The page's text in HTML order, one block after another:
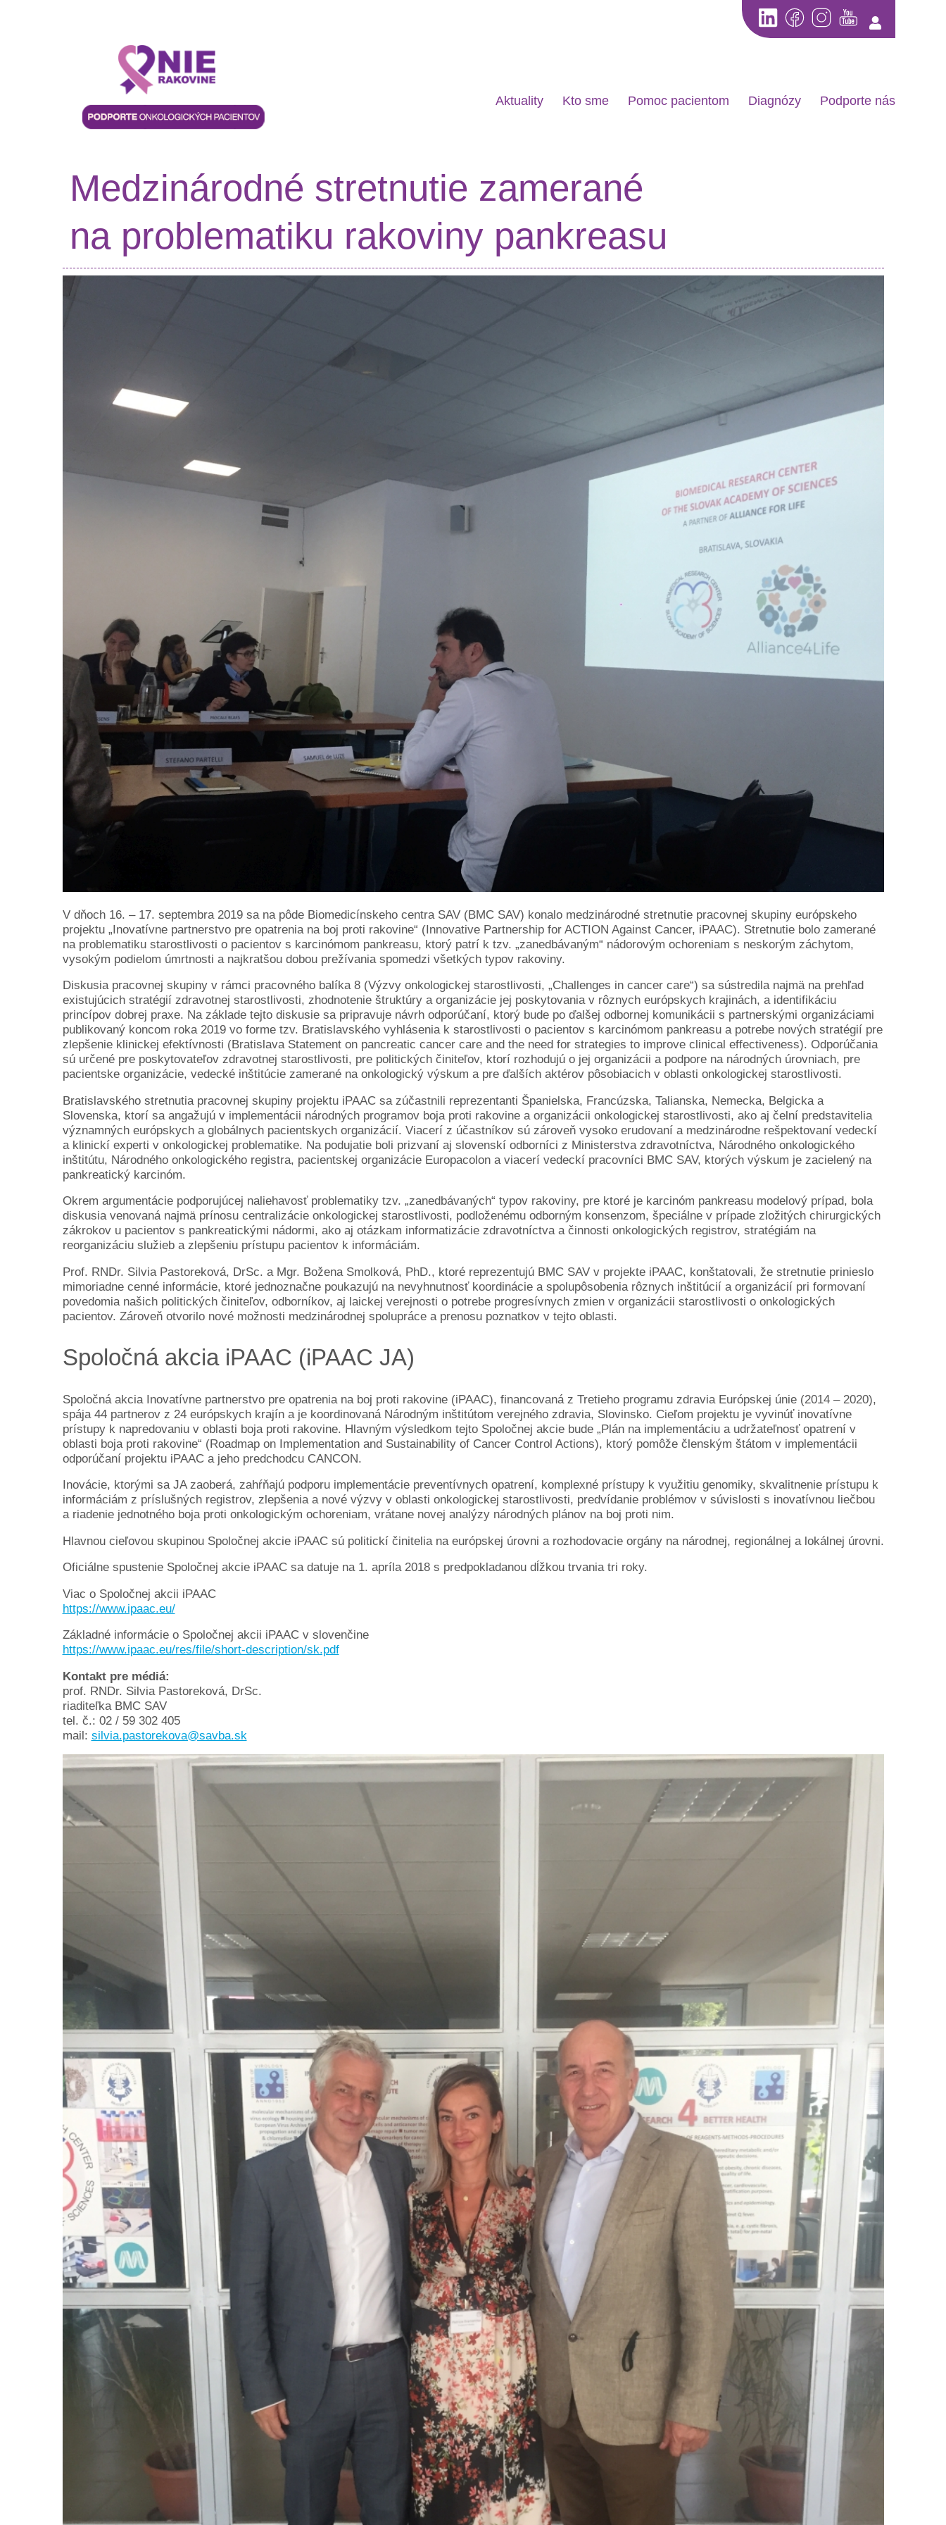
Aktuality Kto sme Pomoc pacientom Diagnózy Podporte nás
Medzinárodné stretnutie zamerané
na problematiku rakoviny pankreasu
V dňoch 16. – 17. septembra 2019 sa na pôde Biomedicínskeho centra SAV (BMC SAV) konalo medzinárodné stretnutie pracovnej skupiny európskeho
projektu „Inovatívne partnerstvo pre opatrenia na boj proti rakovine“ (Innovative Partnership for ACTION Against Cancer, iPAAC). Stretnutie bolo zamerané
na problematiku starostlivosti o pacientov s karcinómom pankreasu, ktorý patrí k tzv. „zanedbávaným“ nádorovým ochoreniam s neskorým záchytom,
vysokým podielom úmrtnosti a najkratšou dobou prežívania spomedzi všetkých typov rakoviny.
Diskusia pracovnej skupiny v rámci pracovného balíka 8 (Výzvy onkologickej starostlivosti, „Challenges in cancer care“) sa sústredila najmä na prehľad
existujúcich stratégií zdravotnej starostlivosti, zhodnotenie štruktúry a organizácie jej poskytovania v rôznych európskych krajinách, a identifikáciu
princípov dobrej praxe. Na základe tejto diskusie sa pripravuje návrh odporúčaní, ktorý bude po ďalšej odbornej komunikácii s partnerskými organizáciami
publikovaný koncom roka 2019 vo forme tzv. Bratislavského vyhlásenia k starostlivosti o pacientov s karcinómom pankreasu a potrebe nových stratégií pre
zlepšenie klinickej efektívnosti (Bratislava Statement on pancreatic cancer care and the need for strategies to improve clinical effectiveness). Odporúčania
sú určené pre poskytovateľov zdravotnej starostlivosti, pre politických činiteľov, ktorí rozhodujú o jej organizácii a podpore na národných úrovniach, pre
pacientske organizácie, vedecké inštitúcie zamerané na onkologický výskum a pre ďalších aktérov pôsobiacich v oblasti onkologickej starostlivosti.
Bratislavského stretnutia pracovnej skupiny projektu iPAAC sa zúčastnili reprezentanti Španielska, Francúzska, Talianska, Nemecka, Belgicka a
Slovenska, ktorí sa angažujú v implementácii národných programov boja proti rakovine a organizácii onkologickej starostlivosti, ako aj čelní predstavitelia
významných európskych a globálnych pacientskych organizácií. Viacerí z účastníkov sú zároveň vysoko erudovaní a medzinárodne rešpektovaní vedeckí
a klinickí experti v onkologickej problematike. Na podujatie boli prizvaní aj slovenskí odborníci z Ministerstva zdravotníctva, Národného onkologického
inštitútu, Národného onkologického registra, pacientskej organizácie Europacolon a viacerí vedeckí pracovníci BMC SAV, ktorých výskum je zacielený na
pankreatický karcinóm.
Okrem argumentácie podporujúcej naliehavosť problematiky tzv. „zanedbávaných“ typov rakoviny, pre ktoré je karcinóm pankreasu modelový prípad, bola
diskusia venovaná najmä prínosu centralizácie onkologickej starostlivosti, podloženému odborným konsenzom, špeciálne v prípade zložitých chirurgických
zákrokov u pacientov s pankreatickými nádormi, ako aj otázkam informatizácie zdravotníctva a činnosti onkologických registrov, stratégiám na
reorganizáciu služieb a zlepšeniu prístupu pacientov k informáciám.
Prof. RNDr. Silvia Pastoreková, DrSc. a Mgr. Božena Smolková, PhD., ktoré reprezentujú BMC SAV v projekte iPAAC, konštatovali, že stretnutie prinieslo
mimoriadne cenné informácie, ktoré jednoznačne poukazujú na nevyhnutnosť koordinácie a spolupôsobenia rôznych inštitúcií a organizácií pri formovaní
povedomia našich politických činiteľov, odborníkov, aj laickej verejnosti o potrebe progresívnych zmien v organizácii starostlivosti o onkologických
pacientov. Zároveň otvorilo nové možnosti medzinárodnej spolupráce a prenosu poznatkov v tejto oblasti.
Spoločná akcia iPAAC (iPAAC JA)
Spoločná akcia Inovatívne partnerstvo pre opatrenia na boj proti rakovine (iPAAC), financovaná z Tretieho programu zdravia Európskej únie (2014 – 2020),
spája 44 partnerov z 24 európskych krajín a je koordinovaná Národným inštitútom verejného zdravia, Slovinsko. Cieľom projektu je vyvinúť inovatívne
prístupy k napredovaniu v oblasti boja proti rakovine. Hlavným výsledkom tejto Spoločnej akcie bude „Plán na implementáciu a udržateľnosť opatrení v
oblasti boja proti rakovine“ (Roadmap on Implementation and Sustainability of Cancer Control Actions), ktorý pomôže členským štátom v implementácii
odporúčaní projektu iPAAC a jeho predchodcu CANCON.
Inovácie, ktorými sa JA zaoberá, zahŕňajú podporu implementácie preventívnych opatrení, komplexné prístupy k využitiu genomiky, skvalitnenie prístupu k
informáciám z príslušných registrov, zlepšenia a nové výzvy v oblasti onkologickej starostlivosti, predvídanie problémov v súvislosti s inovatívnou liečbou
a riadenie jednotného boja proti onkologickým ochoreniam, vrátane novej analýzy národných plánov na boj proti nim.
Hlavnou cieľovou skupinou Spoločnej akcie iPAAC sú politickí činitelia na európskej úrovni a rozhodovacie orgány na národnej, regionálnej a lokálnej úrovni.
Oficiálne spustenie Spoločnej akcie iPAAC sa datuje na 1. apríla 2018 s predpokladanou dĺžkou trvania tri roky.
Viac o Spoločnej akcii iPAAC
https://www.ipaac.eu/
Základné informácie o Spoločnej akcii iPAAC v slovenčine
https://www.ipaac.eu/res/file/short-description/sk.pdf
Kontakt pre médiá:
prof. RNDr. Silvia Pastoreková, DrSc.
riaditeľka BMC SAV
tel. č.: 02 / 59 302 405
mail: silvia.pastorekova@savba.sk